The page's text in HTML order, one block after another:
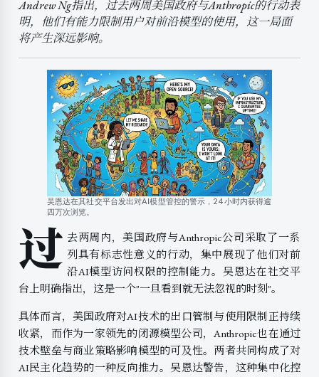
Andrew Ng指出，过去两周美国政府与Anthropic的行动表
明，他们有能力限制用户对前沿模型的使用，这一局面
将产生深远影响。
吴恩达在其社交平台发出对AI模型管控的警示，24小时内获得逾
四万次浏览。
过 去两周内，美国政府与Anthropic公司采取了一系
列具有标志性意义的行动，集中展现了他们对前
沿AI模型访问权限的控制能力。吴恩达在社交平
台上明确指出，这是一个"一旦看到就无法忽视的时刻"。
具体而言，美国政府对AI技术的出口管制与使用限制正持续
收紧，而作为一家领先的闭源模型公司，Anthropic也在通过
技术壁垒与商业策略影响模型的可及性。两者共同构成了对
AI民主化趋势的一种反向推力。吴恩达警告，这种集中化控